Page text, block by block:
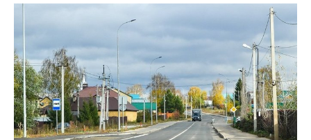
КОМУ ПРИНАДЛЕЖАТ
ТОРГОВЫЕ ЦЕНТРЫ
ТАТАРСТАНА
БЮДЖЕТ
ИНВЕСТИЦИИ
АГРОПРОМ
МАШИНОСТРОЕНИЕ
НЕФТЕХИМИЯ
НЕФТЬ
ОПК
НОВОСТИ АВТО
БИЗНЕС
НОВОСТИ БИЗНЕСА
РОЗНИЧНАЯ ТОРГОВЛЯ
ТРАНСПОРТ
ТЕХНОЛОГИИ
НОВОСТИ ТЕХНОЛОГИЙ
IT
МЕРОПРИЯТИЯ
НОВОСТИ МЕРОПРИЯТИЙ
СПОРТ